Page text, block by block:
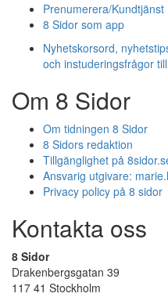
Prenumerera/Kundtjänst
8 Sidor som app
Nyhetskorsord,
och instuderingsfrågor
Om 8 Sidor
Om tidningen 8 Sidor
8 Sidors redaktion
Tillgänglighet på
Ansvarig utgivare:
Privacy policy på 8 sidor
Kontakta oss
8 Sidor
Drakenbergsgatan 39
117 41 Stockholm